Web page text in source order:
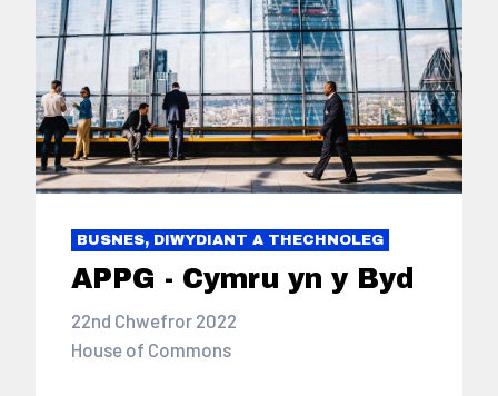
BUSNES, DIWYDIANT A THECHNOLEG
APPG - Cymru yn y Byd
22nd Chwefror 2022
House of Commons